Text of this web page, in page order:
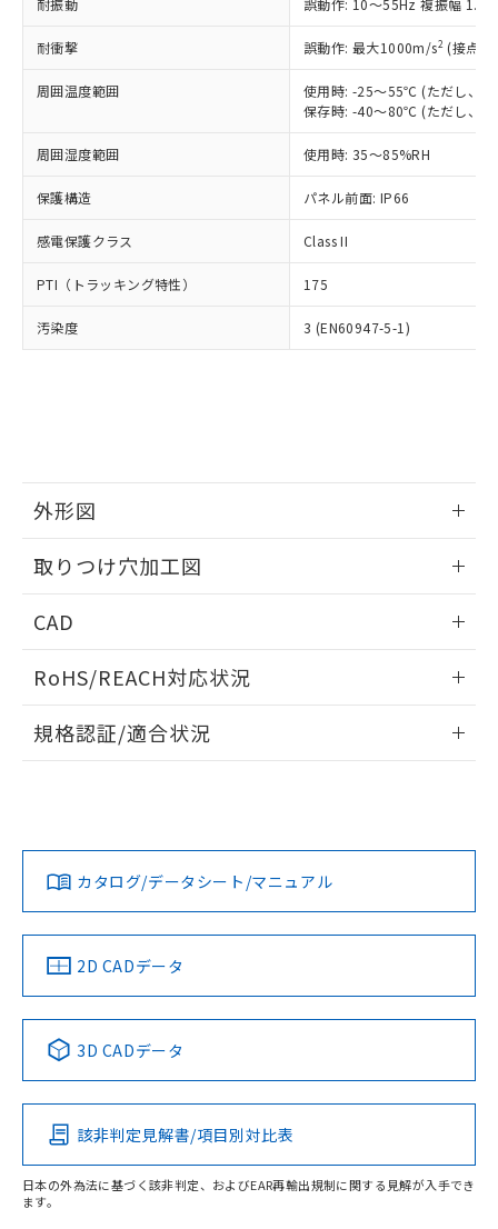
耐振動 誤動作: 10～55Hz 複振幅
耐衝撃 誤動作: 最大1000m/s2 (接点
周囲温度範囲
使用時: -25～55℃ (ただし、氷
保存時: -40～80℃ (ただし、氷
周囲湿度範囲 使用時: 35～85%RH
保護構造 パネル前面: IP66
感電保護クラス Class II
PTI（トラッキング特性） 175
汚染度 3 (EN60947-5-1)
外形図
取りつけ穴加工図
CAD
ドすることができます。
ログイン/会員登録
ダウンロードデータをご利用いただく前に、以下を必ずお読
みください。
ソフトウェアの使用条件
RoHS/REACH対応状況
EU RoHS 注意事項・凡例
対応済み
中国 RoHS 注意事項・凡例
Pb Hg Cd Cr(VI)
O
規格認証/適合状況
カタログ/データシート/マニュアル
2D CADデータ
3D CADデータ
該非判定見解書/項目別対比表
日本の外為法に基づく該非判定、およびEAR再輸出規制に関する見解が入手でき
ます。
正式な納期状況および標準価格はお客
様のお取引先、またはお客様担当のオ
ムロン制御機器販売店・当社販売員に
オムロン制御機器販売店や当社販売拠
販売ネットワーク
」をご確認
在庫状況および標準価格結果を当社の
事前の承諾なく第三者に漏洩または開
示しないようお願いします。
マイパーツ機能（部品リスト作成サー
ビス）をご利用いただくには、I-Web
メンバーズにご登録されている必要が
お客様が当ウェブサイト上で当社にご
指します。
但し、RoHS指令で産業用監視および制御機器に対する
適用除外項目は除く。
フタル酸エステル類の４物質については閾値を超える意
図的な使用がないことを確認しています。
部品在庫の切り替え状況などにより、予定
月が前後することがあります。
※3 非含有証明書ダウンロード
51物質の非含有証明書（当社基準）
※本証明書は発行日時点で非含有を証明す
るもので、過去に遡って非含有を証明する
ものではありません。
また、RoHS指令のフタル酸エステル類４
欄に対応日を記載しておりました。
既に当社にて対応品への在庫切替を完了
していることから、特段のことがない限
り、2022年1月12日より割愛しておりま
す。
DBP(フタル酸ジブチル) : 1000ppm、 DIBP(フタル酸ジ
イソブチル) : 1000ppm、 BBP(フタル酸ブチルベンジ
DEHP(フタル酸ビス(2-エチルヘキシル)) : 1000ppm
準値以下であることを示します。
「10」：通常の使用状況下において有害物
質が外部に漏えいし、環境に深刻な影響を
及ぼさない年数を意味します。
「－」：未確認です。当社販売部門へお問
全に破砕するなど、違法に輸出されな
いよう必要な手段を講じます。
当社は貴社製品を、核兵器、ミサイ
ル、化学兵器、生物兵器またはその他
武器並びにこれらの製造装置等に一切
当社は、貴社製品を第三者に販売する
場合は、上記1、2および3の内容を当
該第三者に通知します。また当社は、
販売先および販売に係わる関係者が違
法に輸出するおそれがある場合は、取
り引きをいたしません。
一定数には満たないが在庫あり
－
在庫なし(最新の在庫状況につ
いては、お客様のお取引先、ま
たはお客様担当のオムロン制御
機器販売店・当社販売員にご確
空
受注生産機種、また在庫状況の
情報を公開していない機種